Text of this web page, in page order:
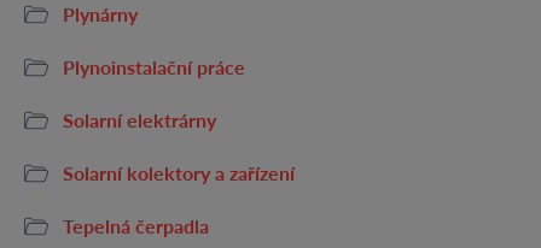
Plynárny
Plynoinstalační práce
Solarní elektrárny
Solarní kolektory a zařízení
Tepelná čerpadla